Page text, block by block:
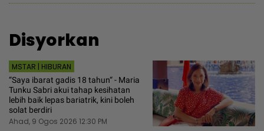
Disyorkan
MSTAR | HIBURAN
“Saya ibarat gadis 18 tahun“ - Maria
Tunku Sabri akui tahap kesihatan
lebih baik lepas bariatrik, kini boleh
solat berdiri
Ahad, 9 Ogos 2026 12:30 PM